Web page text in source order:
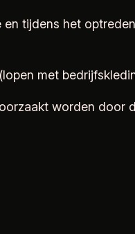
tijdens het
met
worden door